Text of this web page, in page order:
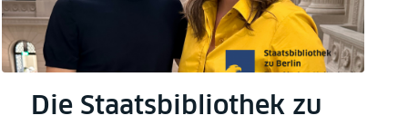
Die Staatsbibliothek zu